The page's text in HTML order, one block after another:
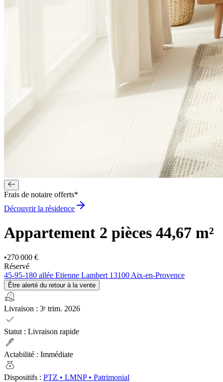
Frais de notaire offerts*
Découvrir la résidence
Appartement 2 pièces 44,67 m²
•270 000 €
Réservé
45-95-180 allée Etienne Lambert 13100 Aix-en-Provence
Être alerté du retour à la vente
real_estate_agent
Livraison : 3ᵉ trim. 2026
check
Statut : Livraison rapide
ink_pen
Actabilité : Immédiate
money_bag
Dispositifs : PTZ • LMNP• Patrimonial